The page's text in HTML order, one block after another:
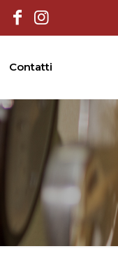
Contatti